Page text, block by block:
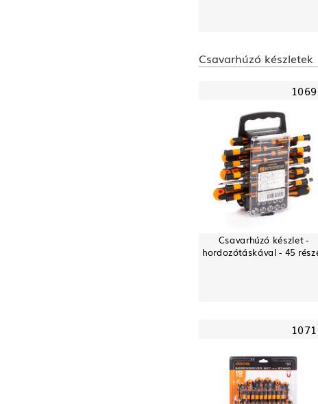
Csavarhúzó készletek
Csavarhúzó készlet -
hordozótáskával - 45